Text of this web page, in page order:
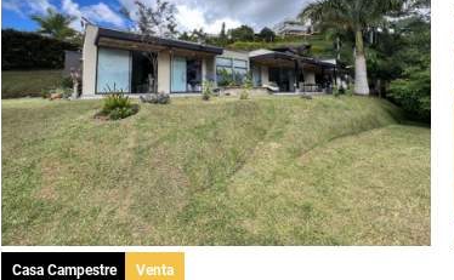
Casa Campestre Venta